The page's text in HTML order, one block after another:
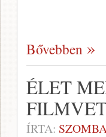
Bővebben
ÉLET
ÍRTA: